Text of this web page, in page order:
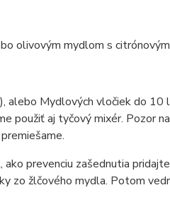
olivovým mydlom s
alebo Mydlových vločiekdo 10 l
použiť aj tyčový mixér. Pozor
, ako prevenciu zašednutia
zo žlčového mydla. Potom